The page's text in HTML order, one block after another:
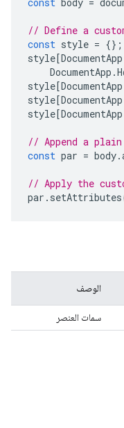
// Define a
const style = {};
style[DocumentApp
DocumentApp .
style[DocumentApp
style[DocumentApp
style[DocumentApp
// Append a plain
const par = body.
// Apply the
par . setAttributes
الوصف
سمات العنصر